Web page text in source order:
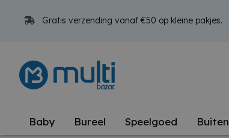
Gratis verzending vanaf €50 op kleine pakjes.
Baby Bureel Speelgoed Buiten